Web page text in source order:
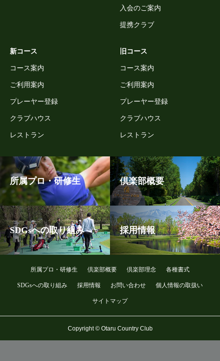
入会のご案内
提携クラブ
新コース
コース案内
ご利用案内
プレーヤー登録
クラブハウス
レストラン
旧コース
コース案内
ご利用案内
プレーヤー登録
クラブハウス
レストラン
所属プロ・研修生 倶楽部概要
SDGsへの取り組み 採用情報
所属プロ・研修生 倶楽部概要 倶楽部理念 各種書式
SDGsへの取り組み 採用情報 お問い合わせ 個人情報の取扱い
サイトマップ
Copyright © Otaru Country Club